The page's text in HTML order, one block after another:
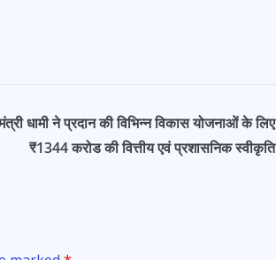
धामी ने प्रदान की विभिन्न विकास योजनाओं के लिए
₹1344 करोड की वित्तीय एवं प्रशासनिक स्वीकृति